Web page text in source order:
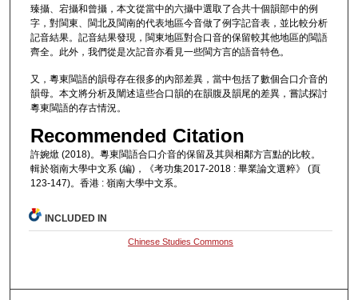
臻攝、宕攝和曾攝，本文從當中的六攝中選取了合共十個韻部中的例
字，對閩東、閩北及閩南的代表地區今音做了例字記音表，並比較分析
記音結果。記音結果發現，閩東地區對合口音的保留較其他地區的閩語
齊全。此外，我們從是次記音亦看見一些閩方言的語音特色。
又，粵東閩語的韻母存在很多的內部差異，當中包括了數個合口介音的
韻母。本文將分析及闡述這些合口韻的在韻腹及韻尾的差異，嘗試探討
粵東閩語的存古情況。
Recommended Citation
許婉焮 (2018)。粵東閩語合口介音的保留及其與相鄰方言點的比較。
輯於嶺南大學中文系 (編)，《考功集2017-2018 : 畢業論文選粹》 (頁
123-147)。香港 : 嶺南大學中文系。
INCLUDED IN
Chinese Studies Commons